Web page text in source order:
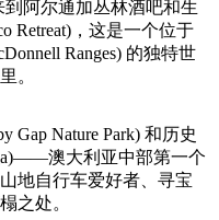
到阿尔通加丛林酒吧和生
Retreat)，这是一个位于
Ranges) 的独特世
。
Gap Nature Park) 和历史
澳大利亚中部第一个
地自行车爱好者、寻宝
之处。